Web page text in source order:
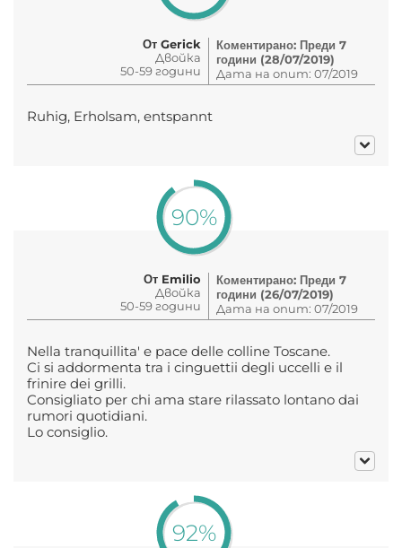
От Gerick
Двойка
50-59 години
Коментирано: Преди 7
години (28/07/2019)
Дата на опит: 07/2019
Ruhig, Erholsam, entspannt
90%
От Emilio
Двойка
50-59 години
Коментирано: Преди 7
години (26/07/2019)
Дата на опит: 07/2019
Nella tranquillita' e pace delle colline Toscane.
Ci si addormenta tra i cinguettii degli uccelli e il
frinire dei grilli.
Consigliato per chi ama stare rilassato lontano dai
rumori quotidiani.
Lo consiglio.
92%